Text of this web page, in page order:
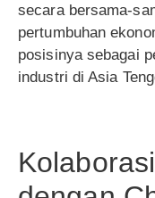
secara bersama-
pertumbuhan
posisinya sebagai
industri di Asia